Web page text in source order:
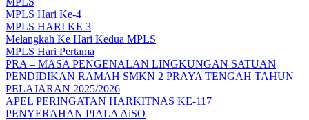
MPLS Hari Ke-4
MPLS HARI KE 3
Melangkah Ke Hari Kedua MPLS
MPLS Hari Pertama
PRA – MASA PENGENALAN LINGKUNGAN SATUAN
PENDIDIKAN RAMAH SMKN 2 PRAYA TENGAH TAHUN
PELAJARAN 2025/2026
APEL PERINGATAN HARKITNAS KE-117
PENYERAHAN PIALA AiSO